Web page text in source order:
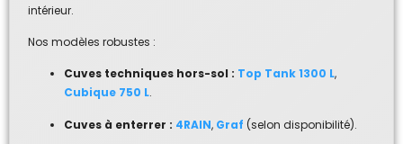
intérieur.
Nos modèles robustes :
Cuves techniques hors-sol : Top Tank 1300 L,
Cubique 750 L.
Cuves à enterrer : 4RAIN, Graf (selon disponibilité).